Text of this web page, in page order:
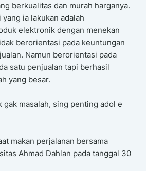
berkualitas dan murah harganya.
ia lakukan adalah
elektronik dengan menekan
berorientasi pada keuntungan
Namun berorientasi pada
satu penjualan tapi berhasil
yang besar.
masalah, sing penting adol e
makan perjalanan bersama
Ahmad Dahlan pada tanggal 30